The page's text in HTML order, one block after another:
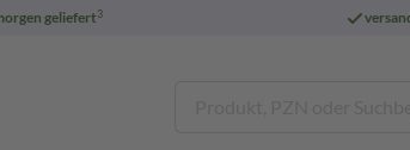
geliefert3